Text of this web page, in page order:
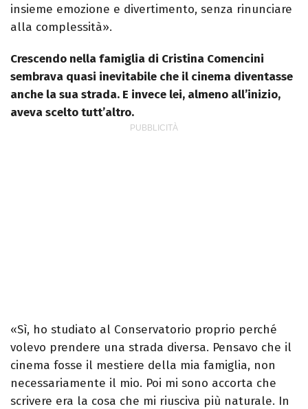
insieme emozione e divertimento, senza rinunciare
alla complessità».
Crescendo nella famiglia di Cristina Comencini
sembrava quasi inevitabile che il cinema diventasse
anche la sua strada. E invece lei, almeno all’inizio,
aveva scelto tutt’altro.
«Sì, ho studiato al Conservatorio proprio perché
volevo prendere una strada diversa. Pensavo che il
cinema fosse il mestiere della mia famiglia, non
necessariamente il mio. Poi mi sono accorta che
scrivere era la cosa che mi riusciva più naturale. In